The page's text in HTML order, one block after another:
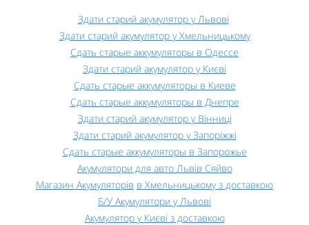
Здати старий акумулятор у Львові
Здати старий акумулятор у Хмельницькому
Сдать старые аккумуляторы в Одессе
Здати старий акумулятор у Києві
Сдать старые аккумуляторы в Киеве
Сдать старые аккумуляторы в Днепре
Здати старий акумулятор у Вінниці
Здати старий акумулятор у Запоріжжі
Сдать старые аккумуляторы в Запорожье
Акумулятори для авто Львів Сяйво
Магазин Акумуляторів в Хмельницькому з доставкою
Б/У Акумулятори у Львові
Акумулятор у Києві з доставкою